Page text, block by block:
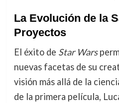
La Evolución de la
Proyectos
El éxito de Star Wars
nuevas facetas de su
visión más allá de la
de la primera película,